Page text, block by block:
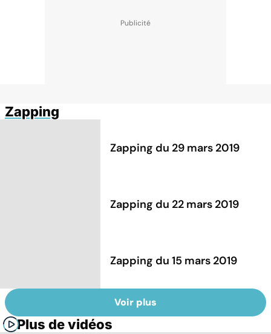
Zapping
Zapping du 29 mars 2019
Zapping du 22 mars 2019
Zapping du 15 mars 2019
Voir plus
Plus de vidéos